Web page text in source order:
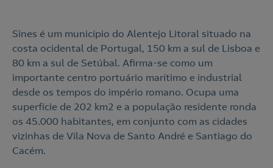
Sines é um município do Alentejo Litoral situado na
costa ocidental de Portugal, 150 km a sul de Lisboa e
80 km a sul de Setúbal. Afirma-se como um
importante centro portuário marítimo e industrial
desde os tempos do império romano. Ocupa uma
superfície de 202 km2 e a população residente ronda
os 45.000 habitantes, em conjunto com as cidades
vizinhas de Vila Nova de Santo André e Santiago do
Cacém.